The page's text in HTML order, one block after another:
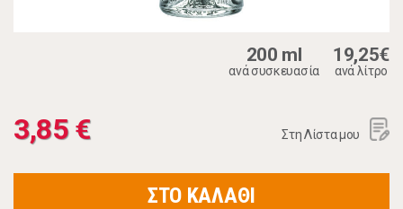
200 ml
ανά συσκευασία
19,25€
ανά λίτρο
3,85 € Στη Λίστα μου
ΣΤΟ ΚΑΛΑΘΙ